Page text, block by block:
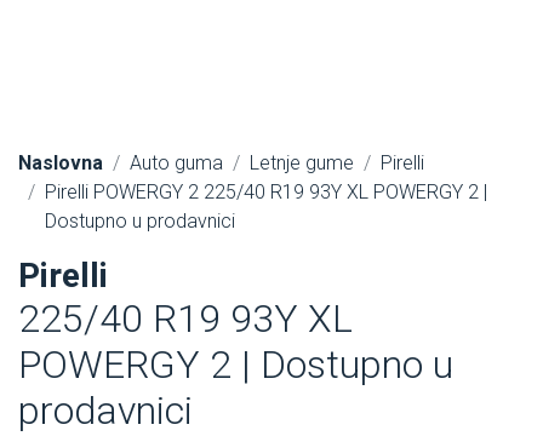
Naslovna Auto guma Letnje gume
Pirelli
Pirelli POWERGY 2 225/40 R19 93Y XL POWERGY 2 |
Dostupno u prodavnici
Pirelli
225/40 R19 93Y XL
POWERGY 2 | Dostupno u
prodavnici